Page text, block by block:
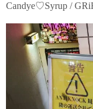
Candye♡Syrup /